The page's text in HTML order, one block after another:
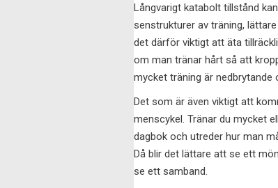
Långvarigt katabolt tillstånd
senstrukturer av träning,
det därför viktigt att äta
om man tränar hårt så att
mycket träning är
Det som är även viktigt att
menscykel. Tränar du mycket
dagbok och utreder hur man
Då blir det lättare att se ett
se ett samband.